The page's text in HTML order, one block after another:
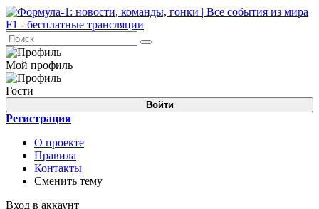
Мой профиль
Гости
Войти
Регистрация
О проекте
Правила
Контакты
Сменить тему
Вход в аккаунт